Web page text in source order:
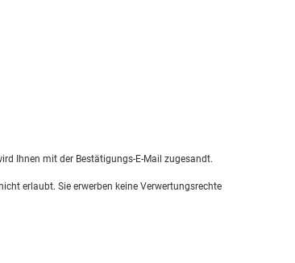
Ihnen mit der Bestätigungs-E-Mail zugesandt.
erlaubt. Sie erwerben keine Verwertungsrechte